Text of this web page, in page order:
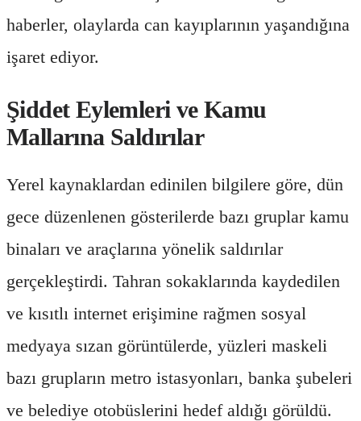
haberler, olaylarda can kayıplarının yaşandığına
işaret ediyor.
Şiddet Eylemleri ve Kamu
Mallarına Saldırılar
Yerel kaynaklardan edinilen bilgilere göre, dün
gece düzenlenen gösterilerde bazı gruplar kamu
binaları ve araçlarına yönelik saldırılar
gerçekleştirdi. Tahran sokaklarında kaydedilen
ve kısıtlı internet erişimine rağmen sosyal
medyaya sızan görüntülerde, yüzleri maskeli
bazı grupların metro istasyonları, banka şubeleri
ve belediye otobüslerini hedef aldığı görüldü.